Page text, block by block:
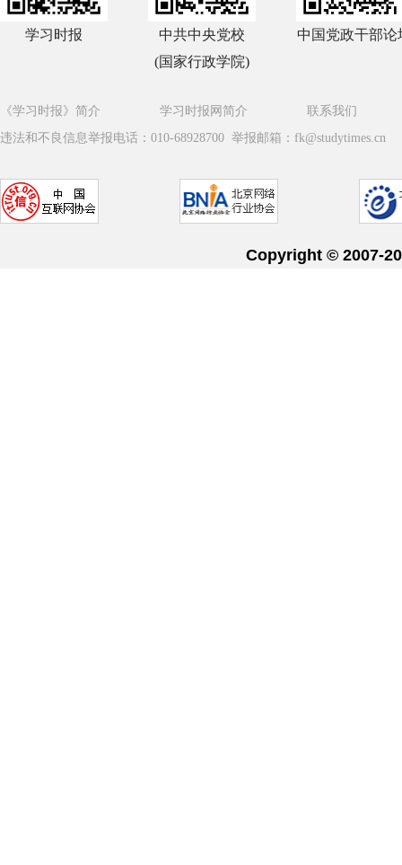
学习时报
中共中央党校
(国家行政学院)
中国党政干部论
《学习时报》简介 学习时报网简介
联系我们
违法和不良信息举报电话：010-68928700 举报邮箱：fk@studytimes.cn
Copyright © 2007-